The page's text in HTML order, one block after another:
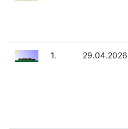
1. 29.04.2026